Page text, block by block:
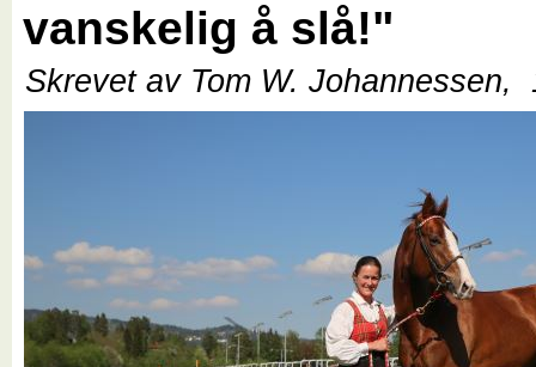
vanskelig å slå!"
Skrevet av Tom W. Johannessen,